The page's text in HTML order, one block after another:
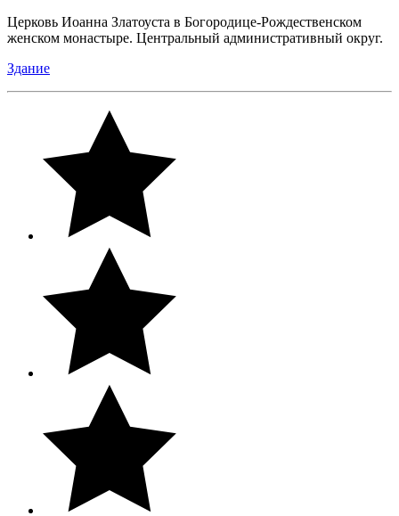
Церковь Иоанна Златоуста в Богородице-Рождественском
женском монастыре. Центральный административный округ.
Здание